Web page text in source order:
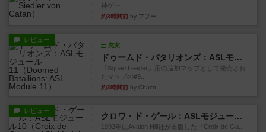
神ゲー
約3時間前 by アプー
レビュー
充実
ドゥームド・バタリオンズ：ASLモジュール11
『Squad Leader』用の追加マップとして発売され
たマップの#9...
約3時間前 by Chaco
レビュー
クロワ・ド・ゲール：ASLモジュール10
1992年にAvalon Hill社が出版した『Croix de Gu...